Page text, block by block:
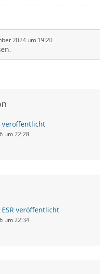
2024 um 19:20
veröffentlicht
um 22:28
veröffentlicht
um 22:34